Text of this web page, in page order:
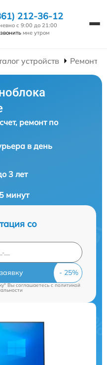
212-36-12
с 9:00 до 21:00
мне утром
устройств Ремонт
ремонт по
в день
3 лет
минут
со
Вы соглашаетесь cполитикой